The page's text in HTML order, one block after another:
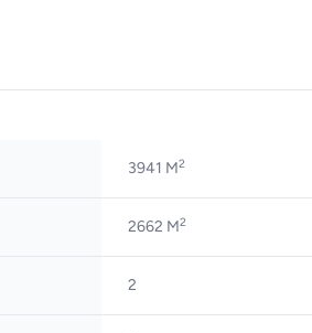
3941 M2
2662 M2
2